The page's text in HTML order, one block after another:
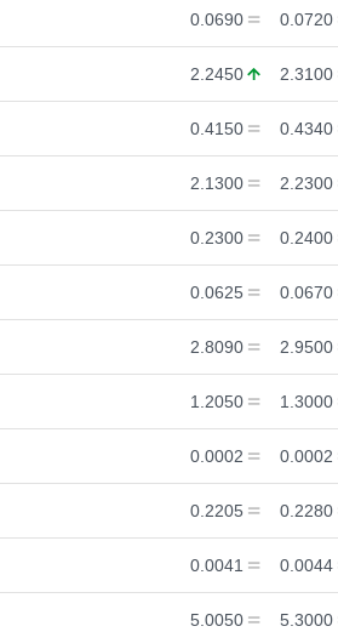
0.0690 0.0720
2.2450 2.3100
0.4150 0.4340
2.1300 2.2300
0.2300 0.2400
0.0625 0.0670
2.8090 2.9500
1.2050 1.3000
0.0002 0.0002
0.2205 0.2280
0.0041 0.0044
5.0050 5.3000